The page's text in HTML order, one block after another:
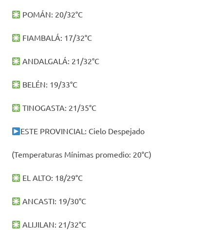
POMÁN: 20/32°C
FIAMBALÁ: 17/32°C
ANDALGALÁ: 21/32°C
BELÉN: 19/33°C
TINOGASTA: 21/35°C
ESTE PROVINCIAL: Cielo Despejado
(Temperaturas Mínimas promedio: 20°C)
EL ALTO: 18/29°C
ANCASTI: 19/30°C
ALIJILAN: 21/32°C